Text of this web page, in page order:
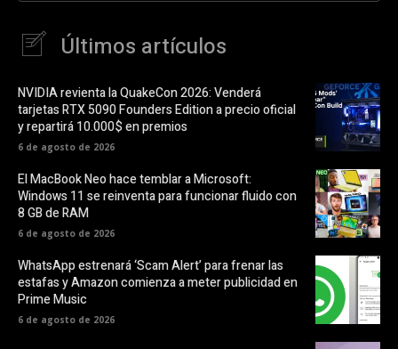
Últimos artículos
NVIDIA revienta la QuakeCon 2026: Venderá
tarjetas RTX 5090 Founders Edition a precio oficial
y repartirá 10.000$ en premios
6 de agosto de 2026
El MacBook Neo hace temblar a Microsoft:
Windows 11 se reinventa para funcionar fluido con
8 GB de RAM
6 de agosto de 2026
WhatsApp estrenará ‘Scam Alert’ para frenar las
estafas y Amazon comienza a meter publicidad en
Prime Music
6 de agosto de 2026